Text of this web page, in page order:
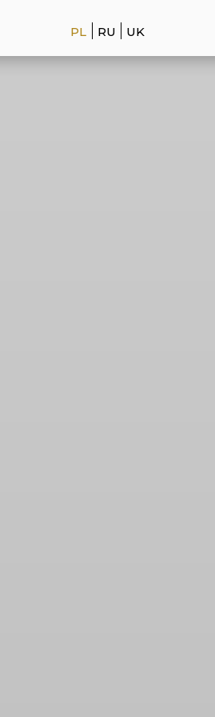
PL RU UK